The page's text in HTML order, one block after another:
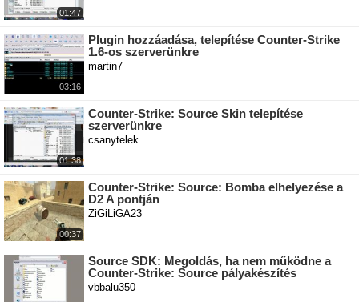
01:47
03:16
Plugin hozzáadása, telepítése Counter-Strike
1.6-os szerverünkre
martin7
01:38
Counter-Strike: Source Skin telepítése
szerverünkre
csanytelek
00:37
Counter-Strike: Source: Bomba elhelyezése a
D2 A pontján
ZiGiLiGA23
Source SDK: Megoldás, ha nem működne a
Counter-Strike: Source pályakészítés
vbbalu350